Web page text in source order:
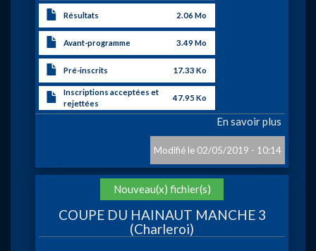
Résultats 2.06 Mo
Avant-programme 3.49 Mo
Pré-inscrits 17.33 Ko
Inscriptions acceptées et
rejettées
47.95 Ko
En savoir plus
02/05/2019 - 10:14
Action
Nouveau(x) fichier(s)
COUPE DU HAINAUT MANCHE 3
(Charleroi)